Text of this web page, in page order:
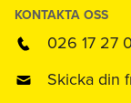
KONTAKTA OSS
026 17 27
Skicka din